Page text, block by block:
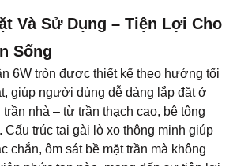
sang trọng mà còn hài hòa với nhiều
khác nhau – từ hiện đại đến cổ
điện còn giúp bề mặt đèn luôn bền
bụi, dễ vệ sinh, giữ cho trần nhà luôn
gian.
áp rộng 85 – 265V AC, giúp hoạt
mọi điều kiện điện áp của hộ gia
dùng chỉ cần cấp nguồn điện phù